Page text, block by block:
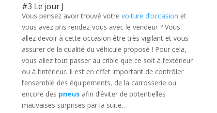
#3 Le jour J
Vous pensez avoir trouvé votre voiture d’occasion et
vous avez pris rendez-vous avec le vendeur ? Vous
allez devoir à cette occasion être très vigilant et vous
assurer de la qualité du véhicule proposé ! Pour cela,
vous allez tout passer au crible que ce soit à l’extérieur
ou à l’intérieur. Il est en effet important de contrôler
l’ensemble des équipements, de la carrosserie ou
encore des pneus afin d’éviter de potentielles
mauvaises surprises par la suite…